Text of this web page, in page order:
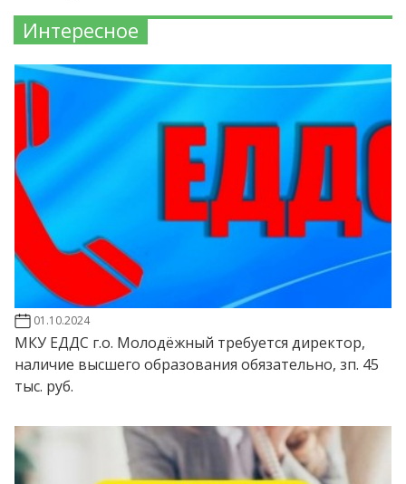
Интересное
01.10.2024
МКУ ЕДДС г.о. Молодёжный требуется директор,
наличие высшего образования обязательно, зп. 45
тыс. руб.